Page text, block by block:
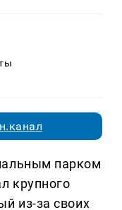
парком
крупного
из-за своих